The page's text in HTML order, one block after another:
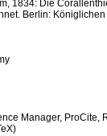
1834: Die
Berlin:
Manager, ProCite,